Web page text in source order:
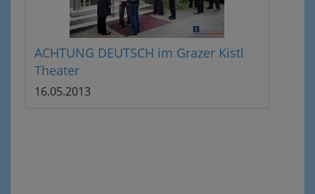
ACHTUNG DEUTSCH im Grazer Kistl
Theater
16.05.2013